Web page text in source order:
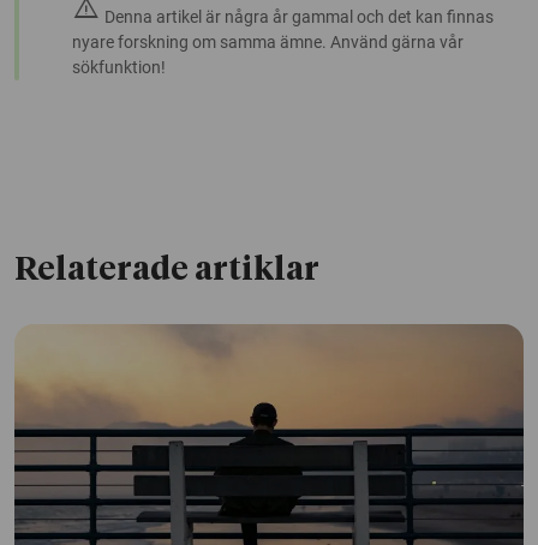
warning Denna artikel är några år gammal och det kan finnas
nyare forskning om samma ämne. Använd gärna vår
sökfunktion!
Relaterade artiklar